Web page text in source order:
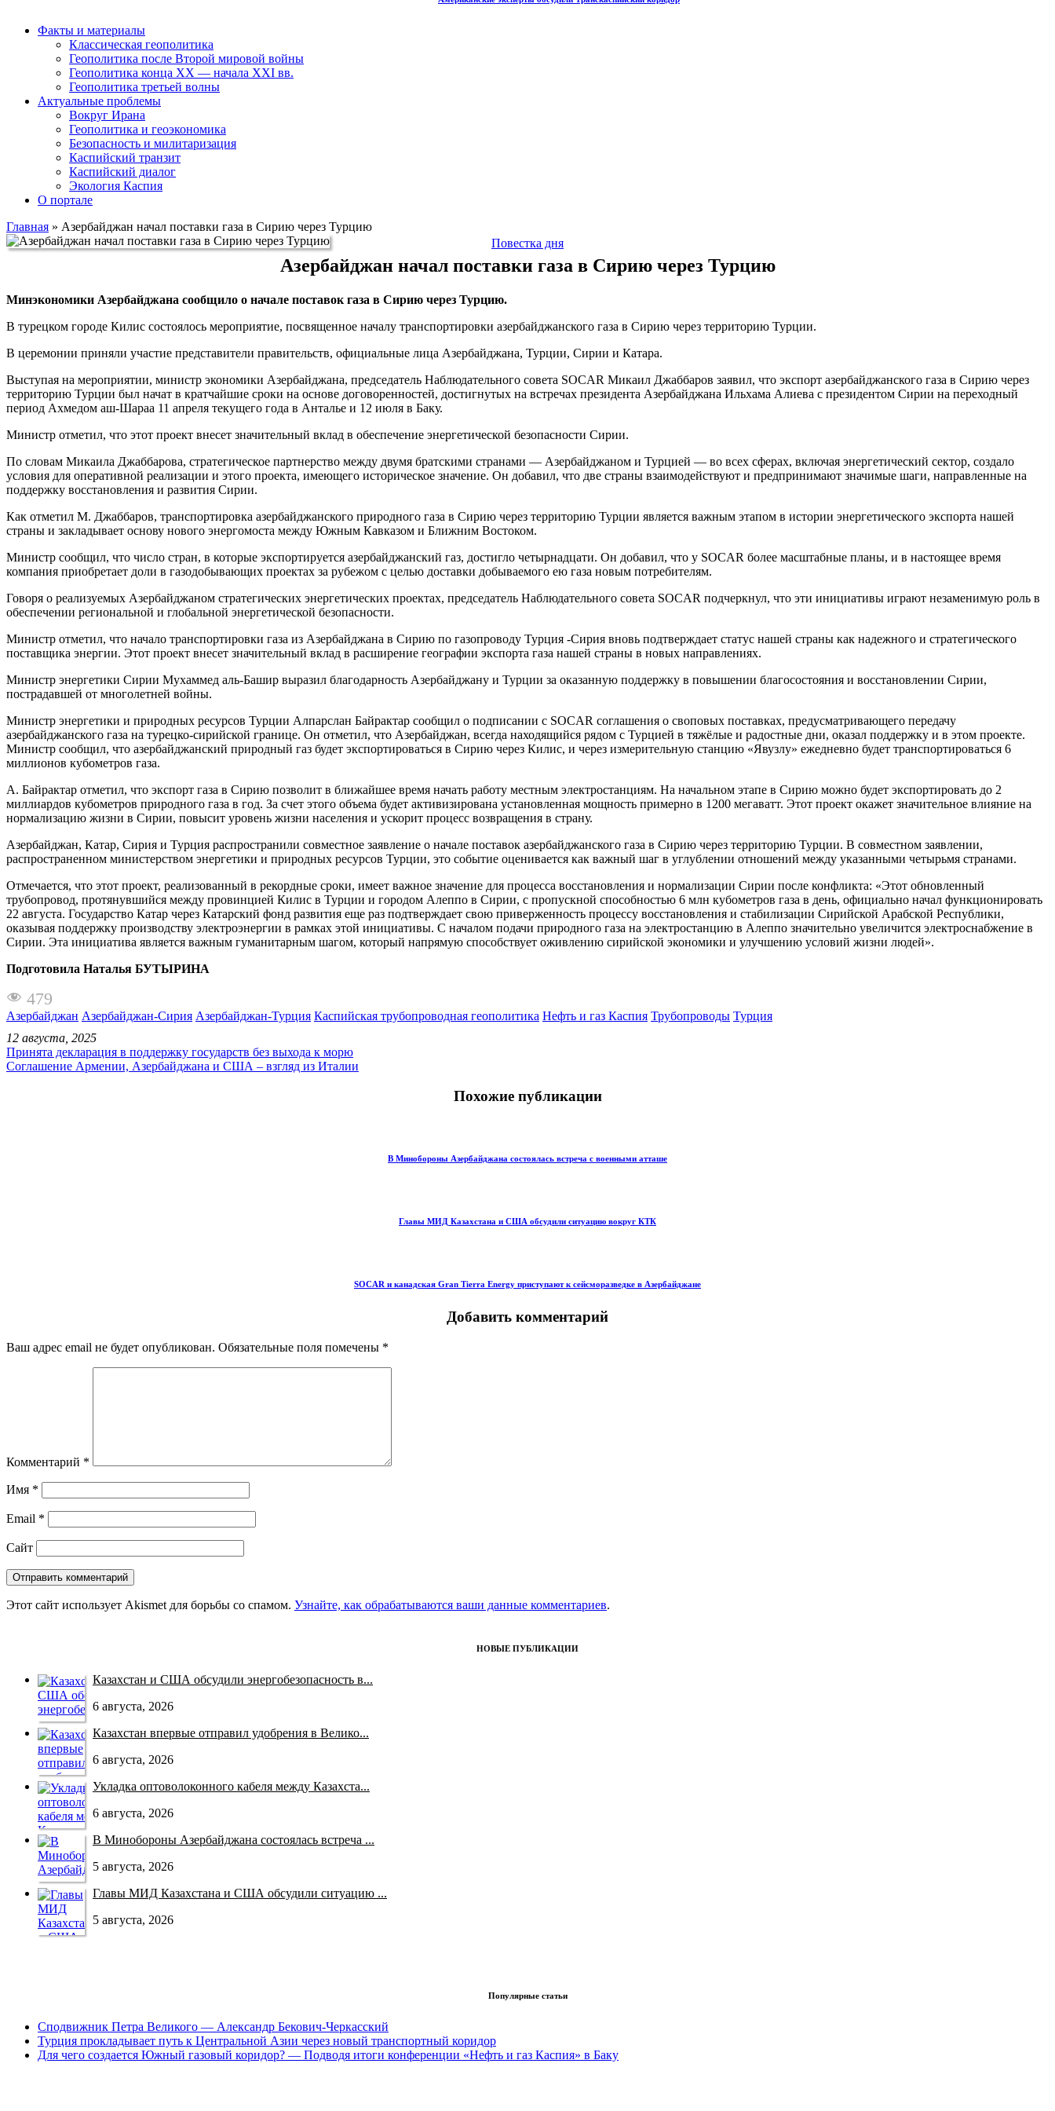
Факты и материалы
Классическая геополитика
Геополитика после Второй мировой войны
Геополитика конца XX — начала XXI вв.
Геополитика третьей волны
Актуальные проблемы
Вокруг Ирана
Геополитика и геоэкономика
Безопасность и милитаризация
Каспийский транзит
Каспийский диалог
Экология Каспия
О портале
Главная » Азербайджан начал поставки газа в Сирию через Турцию
Повестка дня
Азербайджан начал поставки газа в Сирию через Турцию
Минэкономики Азербайджана сообщило о начале поставок газа в Сирию через Турцию.
В турецком городе Килис состоялось мероприятие, посвященное началу транспортировки азербайджанского газа в Сирию через территорию Турции.
В церемонии приняли участие представители правительств, официальные лица Азербайджана, Турции, Сирии и Катара.
Выступая на мероприятии, министр экономики Азербайджана, председатель Наблюдательного совета SOCAR Микаил Джаббаров заявил, что экспорт азербайджанского газа в Сирию через
территорию Турции был начат в кратчайшие сроки на основе договоренностей, достигнутых на встречах президента Азербайджана Ильхама Алиева с президентом Сирии на переходный
период Ахмедом аш-Шараа 11 апреля текущего года в Анталье и 12 июля в Баку.
Министр отметил, что этот проект внесет значительный вклад в обеспечение энергетической безопасности Сирии.
По словам Микаила Джаббарова, стратегическое партнерство между двумя братскими странами — Азербайджаном и Турцией — во всех сферах, включая энергетический сектор, создало
условия для оперативной реализации и этого проекта, имеющего историческое значение. Он добавил, что две страны взаимодействуют и предпринимают значимые шаги, направленные на
поддержку восстановления и развития Сирии.
Как отметил М. Джаббаров, транспортировка азербайджанского природного газа в Сирию через территорию Турции является важным этапом в истории энергетического экспорта нашей
страны и закладывает основу нового энергомоста между Южным Кавказом и Ближним Востоком.
Министр сообщил, что число стран, в которые экспортируется азербайджанский газ, достигло четырнадцати. Он добавил, что у SOCAR более масштабные планы, и в настоящее время
компания приобретает доли в газодобывающих проектах за рубежом с целью доставки добываемого ею газа новым потребителям.
Говоря о реализуемых Азербайджаном стратегических энергетических проектах, председатель Наблюдательного совета SOCAR подчеркнул, что эти инициативы играют незаменимую роль в
обеспечении региональной и глобальной энергетической безопасности.
Министр отметил, что начало транспортировки газа из Азербайджана в Сирию по газопроводу Турция -Сирия вновь подтверждает статус нашей страны как надежного и стратегического
поставщика энергии. Этот проект внесет значительный вклад в расширение географии экспорта газа нашей страны в новых направлениях.
Министр энергетики Сирии Мухаммед аль-Башир выразил благодарность Азербайджану и Турции за оказанную поддержку в повышении благосостояния и восстановлении Сирии,
пострадавшей от многолетней войны.
Министр энергетики и природных ресурсов Турции Алпарслан Байрактар сообщил о подписании с SOCAR соглашения о своповых поставках, предусматривающего передачу
азербайджанского газа на турецко-сирийской границе. Он отметил, что Азербайджан, всегда находящийся рядом с Турцией в тяжёлые и радостные дни, оказал поддержку и в этом проекте.
Министр сообщил, что азербайджанский природный газ будет экспортироваться в Сирию через Килис, и через измерительную станцию «Явузлу» ежедневно будет транспортироваться 6
миллионов кубометров газа.
А. Байрактар отметил, что экспорт газа в Сирию позволит в ближайшее время начать работу местным электростанциям. На начальном этапе в Сирию можно будет экспортировать до 2
миллиардов кубометров природного газа в год. За счет этого объема будет активизирована установленная мощность примерно в 1200 мегаватт. Этот проект окажет значительное влияние на
нормализацию жизни в Сирии, повысит уровень жизни населения и ускорит процесс возвращения в страну.
Азербайджан, Катар, Сирия и Турция распространили совместное заявление о начале поставок азербайджанского газа в Сирию через территорию Турции. В совместном заявлении,
распространенном министерством энергетики и природных ресурсов Турции, это событие оценивается как важный шаг в углублении отношений между указанными четырьмя странами.
Отмечается, что этот проект, реализованный в рекордные сроки, имеет важное значение для процесса восстановления и нормализации Сирии после конфликта: «Этот обновленный
трубопровод, протянувшийся между провинцией Килис в Турции и городом Алеппо в Сирии, с пропускной способностью 6 млн кубометров газа в день, официально начал функционировать
22 августа. Государство Катар через Катарский фонд развития еще раз подтверждает свою приверженность процессу восстановления и стабилизации Сирийской Арабской Республики,
оказывая поддержку производству электроэнергии в рамках этой инициативы. С началом подачи природного газа на электростанцию в Алеппо значительно увеличится электроснабжение в
Сирии. Эта инициатива является важным гуманитарным шагом, который напрямую способствует оживлению сирийской экономики и улучшению условий жизни людей».
Подготовила Наталья БУТЫРИНА
479
Азербайджан Азербайджан-Сирия Азербайджан-Турция Каспийская трубопроводная геополитика Нефть и газ Каспия Трубопроводы Турция
12 августа, 2025
Принята декларация в поддержку государств без выхода к морю
Соглашение Армении, Азербайджана и США – взгляд из Италии
Похожие публикации
В Минобороны Азербайджана состоялась встреча с военными атташе
Главы МИД Казахстана и США обсудили ситуацию вокруг КТК
SOCAR и канадская Gran Tierra Energy приступают к сейсморазведке в Азербайджане
Добавить комментарий
Ваш адрес email не будет опубликован. Обязательные поля помечены *
Комментарий *
Имя *
Email *
Сайт
Этот сайт использует Akismet для борьбы со спамом. Узнайте, как обрабатываются ваши данные комментариев.
НОВЫЕ ПУБЛИКАЦИИ
Казахстан и США обсудили энергобезопасность в...
6 августа, 2026
Казахстан впервые отправил удобрения в Велико...
6 августа, 2026
Укладка оптоволоконного кабеля между Казахста...
6 августа, 2026
В Минобороны Азербайджана состоялась встреча ...
5 августа, 2026
Главы МИД Казахстана и США обсудили ситуацию ...
5 августа, 2026
Популярные статьи
Сподвижник Петра Великого — Александр Бекович-Черкасский
Турция прокладывает путь к Центральной Азии через новый транспортный коридор
Для чего создается Южный газовый коридор? — Подводя итоги конференции «Нефть и газ Каспия» в Баку